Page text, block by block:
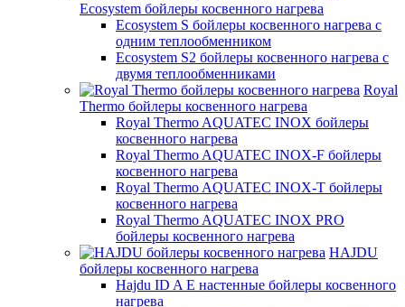
Ecosystem бойлеры косвенного нагрева
Ecosystem S бойлеры косвенного нагрева с
одним теплообменником
Ecosystem S2 бойлеры косвенного нагрева с
двумя теплообменниками
Royal
Thermo бойлеры косвенного нагрева
Royal Thermo AQUATEC INOX бойлеры
косвенного нагрева
Royal Thermo AQUATEC INOX-F бойлеры
косвенного нагрева
Royal Thermo AQUATEC INOX-T бойлеры
косвенного нагрева
Royal Thermo AQUATEC INOX PRO
бойлеры косвенного нагрева
HAJDU
бойлеры косвенного нагрева
Hajdu ID A E настенные бойлеры косвенного
нагрева